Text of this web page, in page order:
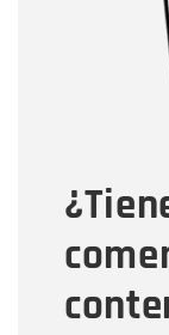
Correo
Tipo de
Mensaje